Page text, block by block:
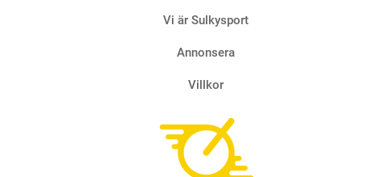
Vi är Sulkysport
Annonsera
Villkor